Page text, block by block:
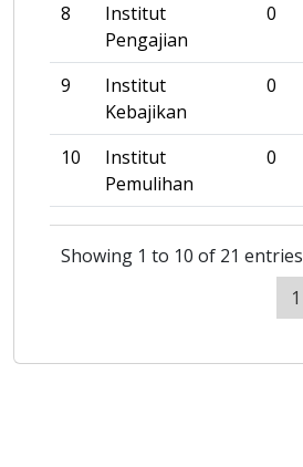
8
Institut
Pengajian
0
9
Institut
Kebajikan
0
10
Institut
Pemulihan
0
Showing 1 to 10 of 21 entries
1